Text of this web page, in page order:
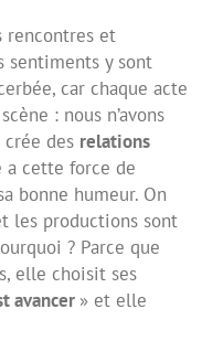
rencontres et
sentiments y sont
car chaque acte
: nous n’avons
crée des relations
a cette force de
bonne humeur. On
les productions sont
? Parce que
elle choisit ses
avancer » et elle